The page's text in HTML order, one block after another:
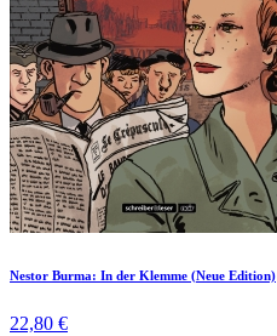
Nestor Burma: In der Klemme (Neue Edition)
22,80 €